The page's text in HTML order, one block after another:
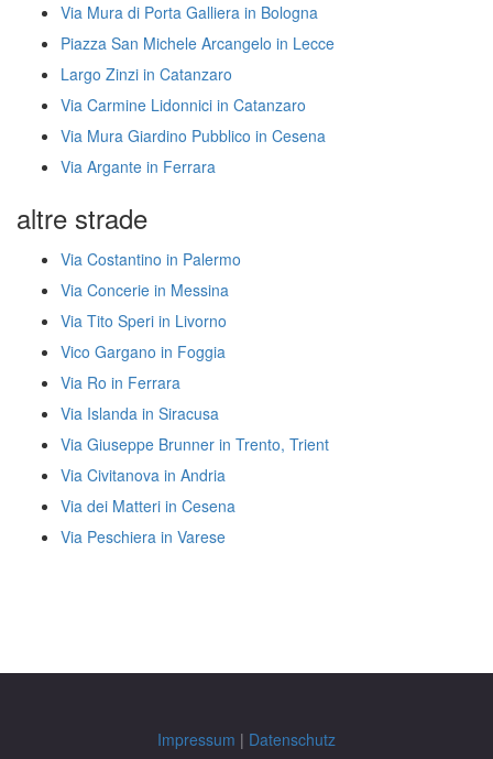
Via Mura di Porta Galliera in Bologna
Piazza San Michele Arcangelo in Lecce
Largo Zinzi in Catanzaro
Via Carmine Lidonnici in Catanzaro
Via Mura Giardino Pubblico in Cesena
Via Argante in Ferrara
altre strade
Via Costantino in Palermo
Via Concerie in Messina
Via Tito Speri in Livorno
Vico Gargano in Foggia
Via Ro in Ferrara
Via Islanda in Siracusa
Via Giuseppe Brunner in Trento, Trient
Via Civitanova in Andria
Via dei Matteri in Cesena
Via Peschiera in Varese
Impressum | Datenschutz